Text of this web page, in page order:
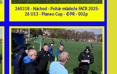
260318 - Náchod - Pohár mládeže FAČR 2025-
26 U13 - Planeo Cup - ©PR - 002p